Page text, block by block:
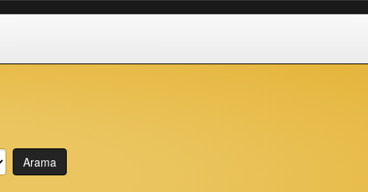
Arama